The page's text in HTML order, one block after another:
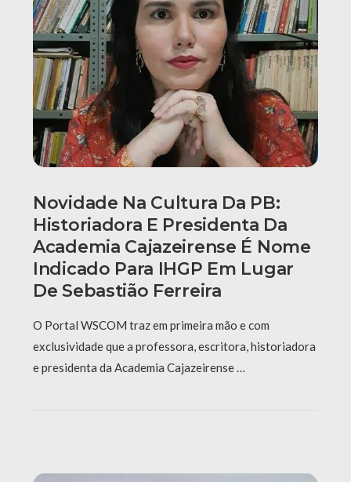
Novidade Na Cultura Da PB:
Historiadora E Presidenta Da
Academia Cajazeirense É Nome
Indicado Para IHGP Em Lugar
De Sebastião Ferreira
O Portal WSCOM traz em primeira mão e com
exclusividade que a professora, escritora, historiadora
e presidenta da Academia Cajazeirense …